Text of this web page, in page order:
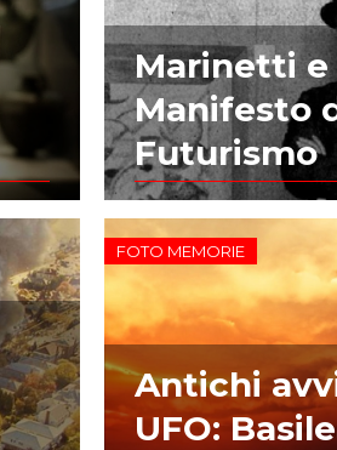
Marinetti e
Manifesto
Futurismo
FOTO MEMORIE
Antichi
UFO: